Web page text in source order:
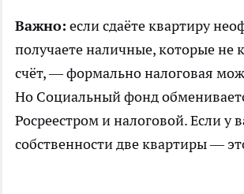
Важно: если сдаёте квартиру
получаете наличные, которые не
счёт, — формально налоговая
Но Социальный фонд
Росреестром и налоговой. Если у
собственности две квартиры —